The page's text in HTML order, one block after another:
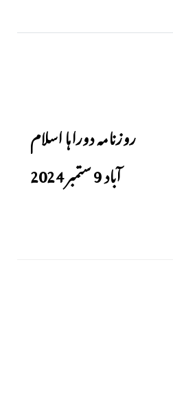
روزنامہ دوراہا اسلام
آباد 9 ستمبر 2024